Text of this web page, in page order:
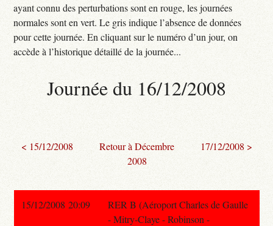
ayant connu des perturbations sont en rouge, les journées
normales sont en vert. Le gris indique l’absence de données
pour cette journée. En cliquant sur le numéro d’un jour, on
accède à l’historique détaillé de la journée...
Journée du 16/12/2008
< 15/12/2008
Retour à Décembre
2008
17/12/2008 >
15/12/2008 20:09
RER B (Aéroport Charles de Gaulle
- Mitry-Claye - Robinson -